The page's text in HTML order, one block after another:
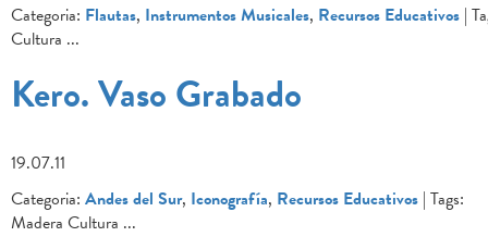
Categoria: Flautas, Instrumentos Musicales, Recursos Educativos |
Cultura ...
Kero. Vaso Grabado
19.07.11
Categoria: Andes del Sur, Iconografía, Recursos Educativos | Tags:
Madera Cultura ...